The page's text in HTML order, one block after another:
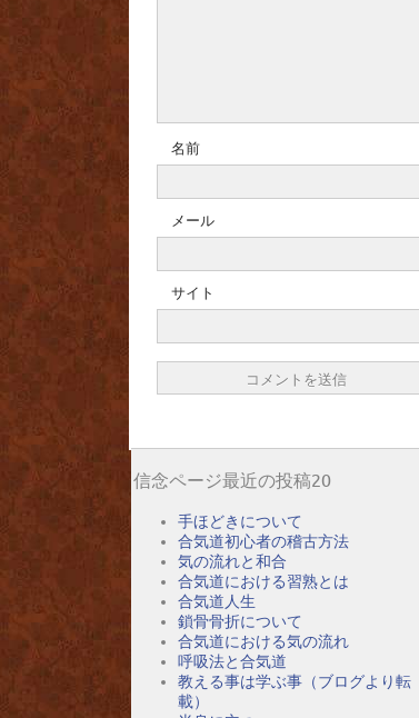
名前
メール
サイト
信念ページ最近の投稿20
手ほどきについて
合気道初心者の稽古方法
気の流れと和合
合気道における習熟とは
合気道人生
鎖骨骨折について
合気道における気の流れ
呼吸法と合気道
教える事は学ぶ事（ブログより転
載）